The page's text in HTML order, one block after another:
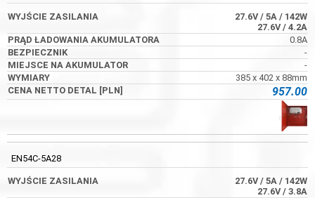
27.6V/ 5A / 142W
27.6V/ 4.2A
0.8A
-
-
385 x 402 x 88mm
957.00
EN54C-5A28
27.6V/ 5A / 142W
27.6V/ 3.8A